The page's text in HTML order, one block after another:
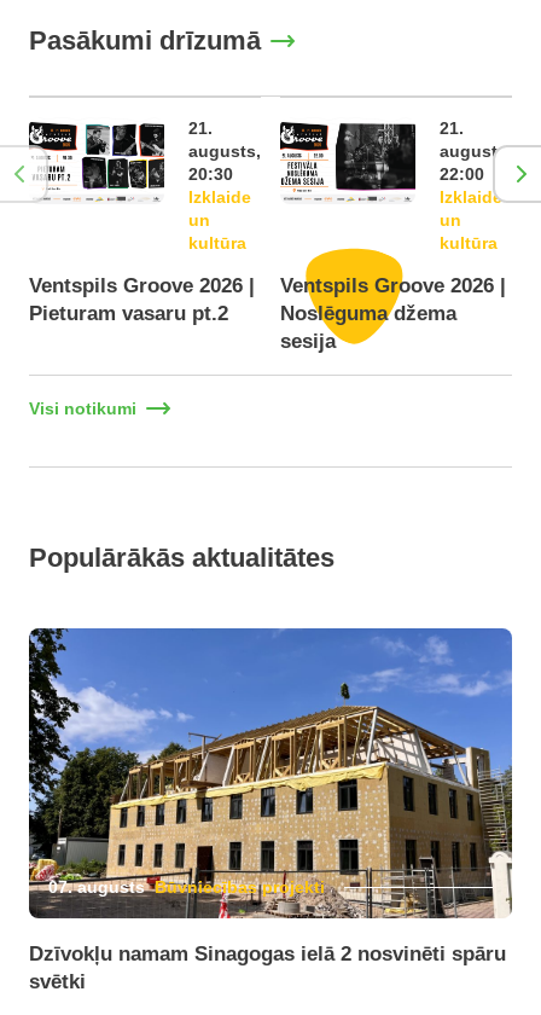
Pasākumi drīzumā
21.
augusts,
20:30
Izklaide
un
kultūra
Ventspils Groove 2026 |
Pieturam vasaru pt.2
21.
augusts,
22:00
Izklaide
un
kultūra
Ventspils Groove 2026 |
Noslēguma džema
sesija
Visi notikumi
Populārākās aktualitātes
07. augusts Būvniecības projekti
Dzīvokļu namam Sinagogas ielā 2 nosvinēti spāru
svētki